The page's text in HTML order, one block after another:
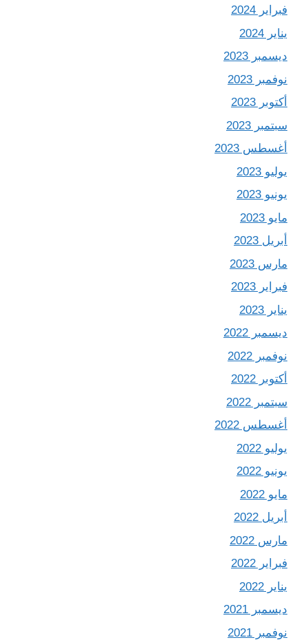
فبراير 2024
يناير 2024
ديسمبر 2023
نوفمبر 2023
أكتوبر 2023
سبتمبر 2023
أغسطس 2023
يوليو 2023
يونيو 2023
مايو 2023
أبريل 2023
مارس 2023
فبراير 2023
يناير 2023
ديسمبر 2022
نوفمبر 2022
أكتوبر 2022
سبتمبر 2022
أغسطس 2022
يوليو 2022
يونيو 2022
مايو 2022
أبريل 2022
مارس 2022
فبراير 2022
يناير 2022
ديسمبر 2021
نوفمبر 2021